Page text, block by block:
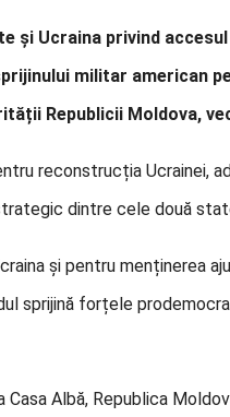
și Ucraina privind
militar american
Republicii Moldova,
reconstrucția Ucrainei,
dintre cele două
și pentru menținerea
sprijină forțele
Albă, Republica